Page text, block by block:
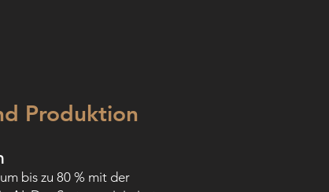
Produktion
bis zu 80 % mit der